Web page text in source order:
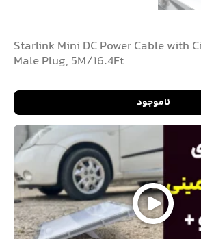
Starlink Mini DC Power Cable with
Male Plug, 5M/16.4Ft
ناموجود